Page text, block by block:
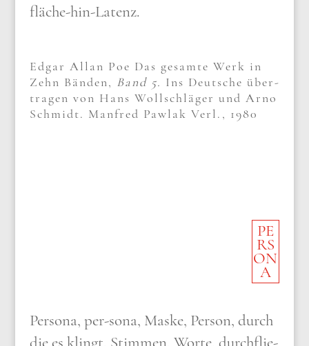
flä­che-hin-Latenz.
Edgar Allan Poe Das gesam­te Werk in
Zehn Bän­den, Band 5. Ins Deut­sche über­
tra­gen von Hans Woll­schlä­ger und Arno
Schmidt. Man­fred Paw­lak Verl., 1980
PE
RS
ON
A
Per­so­na, per-sona, Mas­ke, Per­son, durch